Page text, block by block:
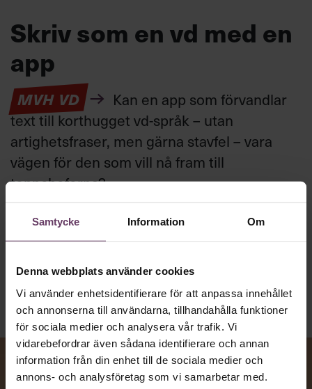
Samtycke Information Om
Denna webbplats använder cookies
Vi använder enhetsidentifierare för att anpassa innehållet
och annonserna till användarna, tillhandahålla funktioner
för sociala medier och analysera vår trafik. Vi
vidarebefordrar även sådana identifierare och annan
information från din enhet till de sociala medier och
annons- och analysföretag som vi samarbetar med.
Skriv som en vd med en
app
MVH VD
Kan en app som förvandlar
text till korthugget vd-språk – utan
artighetsfraser, men gärna stavfel – vara
vägen för den som vill nå fram till
toppcheferna?
Kommunikation
Text:Fredrik Kullberg